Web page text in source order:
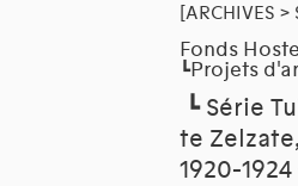
[ARCHIVES >
Fonds
┗Projets
┗ Série
te
1920-1924